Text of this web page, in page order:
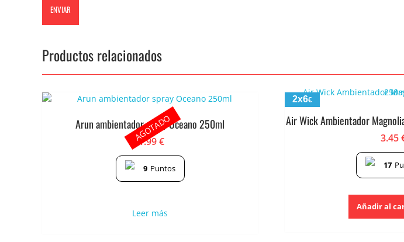
Productos relacionados
Arun ambientador spray Oceano 250ml
1.99€
9 Puntos
Leer más
AGOTADO
2x6€
Air Wick Ambientador
3.45
17
Añadir al